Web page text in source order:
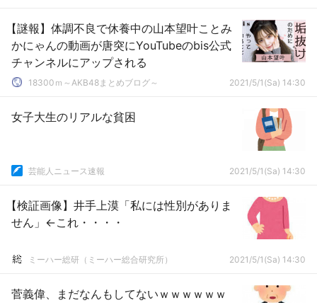
【謎報】体調不良で休養中の山本望叶ことみ
かにゃんの動画が唐突にYouTubeのbis公式
チャンネルにアップされる
18300ｍ～AKB48まとめブログ～ 2021/5/1(Sa) 14:30
女子大生のリアルな貧困
芸能人ニュース速報 2021/5/1(Sa) 14:30
【検証画像】井手上漠「私には性別がありま
せん」←これ・・・・
ミーハー総研（ミーハー総合研究所） 2021/5/1(Sa) 14:30
菅義偉、まだなんもしてないｗｗｗｗｗｗ